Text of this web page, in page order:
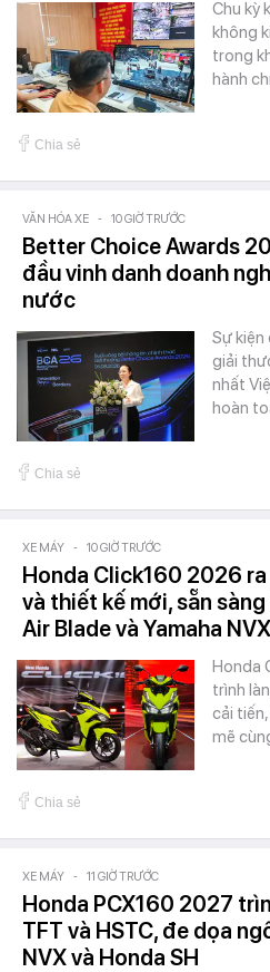
Chu kỳ
không
trong
hành
Chia sẻ
VĂN HÓA XE - 10 GIỜ TRƯỚC
Better Choice Awards
đầu vinh danh doanh
nước
Sự
giải
nhất
hoàn
Chia sẻ
XE MÁY - 10 GIỜ TRƯỚC
Honda Click160 2026
và thiết kế mới, sẵn
Air Blade và Yamaha NVX
Honda
trình
cải
mẽ
Chia sẻ
XE MÁY - 11 GIỜ TRƯỚC
Honda PCX160 2027
TFT và HSTC, đe dọa
NVX và Honda SH